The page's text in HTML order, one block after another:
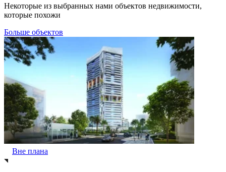
Некоторые из выбранных нами объектов недвижимости,
которые похожи
Больше объектов
Вне плана